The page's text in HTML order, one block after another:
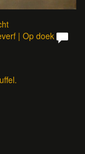
| Op doek